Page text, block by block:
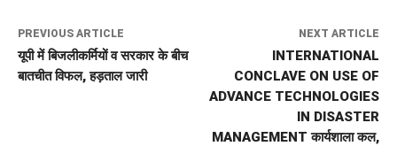
PREVIOUS ARTICLE
यूपी में बिजलीकर्मियों व सरकार के बीच
बातचीत विफल, हड़ताल जारी
NEXT ARTICLE
INTERNATIONAL
CONCLAVE ON USE OF
ADVANCE TECHNOLOGIES
IN DISASTER
MANAGEMENT कार्यशाला कल,